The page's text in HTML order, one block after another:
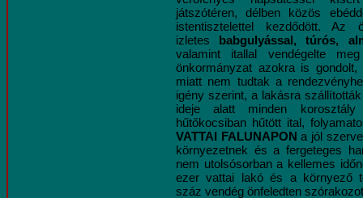
játszótéren, délben közös
istentisztelettel kezdődött. Az
izletes babgulyással, túrós,
valamint itallal vendégelte
önkormányzat azokra is
miatt nem tudtak a
igény szerint, a lakásra
ideje alatt minden
hűtőkocsiban hűtött ital,
VATTAI FALUNAPONa jól
környezetnek és a fergeteges
nem utolsósorban a kellemes
ezer vattai lakó és a környező
száz vendég önfeledten